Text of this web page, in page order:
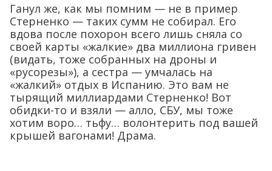
Ганул же, как мы помним — не в пример
Стерненко — таких сумм не собирал. Его
вдова после похорон всего лишь сняла со
своей карты «жалкие» два миллиона гривен
(видать, тоже собранных на дроны и
«русорезы»), а сестра — умчалась на
«жалкий» отдых в Испанию. Это вам не
тырящий миллиардами Стерненко! Вот
обидки-то и взяли — алло, СБУ, мы тоже
хотим воро… тьфу… волонтерить под вашей
крышей вагонами! Драма.